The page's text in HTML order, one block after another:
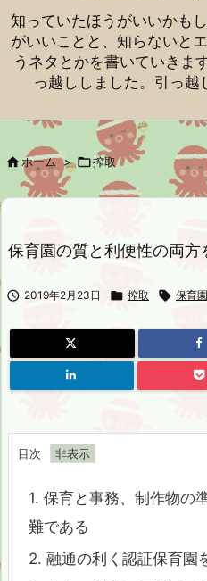
知っていたほうがいいかも
がいいことと、知らないと
うネタとかを書いていきま
っ越ししました。引っ越
ホーム > 搾取
保育園の質と利便性の両方
 2019年2月23日  搾取  保育園
目次
1. 保育と事務、制作物の
難である
2. 融通の利く認証保育園